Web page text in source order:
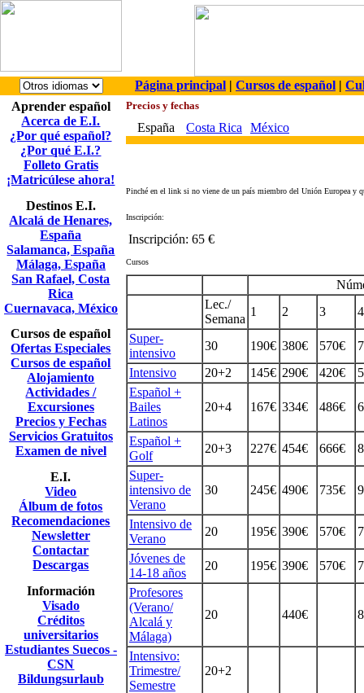
Página principal | Cursos de español |
Aprender español
Acerca de E.I.
¿Por qué español?
¿Por qué E.I.?
Folleto Gratis
¡Matricúlese ahora!
Destinos E.I.
Alcalá de Henares,
España
Salamanca, España
Málaga, España
San Rafael, Costa
Rica
Cuernavaca, México
Cursos de español
Ofertas Especiales
Cursos de español
Alojamiento
Actividades /
Excursiones
Precios y Fechas
Servicios Gratuitos
Examen de nivel
E.I.
Video
Álbum de fotos
Recomendaciones
Newsletter
Contactar
Descargas
Información
Visado
Créditos
universitarios
Estudiantes Suecos -
CSN
Bildungsurlaub
Precios y fechas
España Costa Rica México
Pinché en el link si no viene de un país miembro del Unión Europea y
Inscripción:
Inscripción: 65 €
Cursos
Lec./
Semana
1 2 3
4
Super-
intensivo
30 190€ 380€ 570€
Intensivo
20+2 145€ 290€ 420€
Español +
Bailes
Latinos
20+4 167€ 334€ 486€
Español +
Golf
20+3 227€ 454€ 666€
Super-
intensivo de
Verano
30 245€ 490€ 735€
Intensivo de
Verano
20 195€ 390€ 570€
Jóvenes de
14-18 años
20 195€ 390€ 570€
Profesores
(Verano/
Alcalá y
Málaga)
20 440€
Intensivo:
Trimestre/
Semestre
20+2